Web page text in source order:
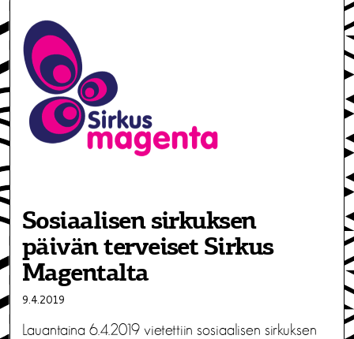
Sosiaalisen sirkuksen
päivän terveiset Sirkus
Magentalta
9.4.2019
Lauantaina 6.4.2019 vietettiin sosiaalisen sirkuksen